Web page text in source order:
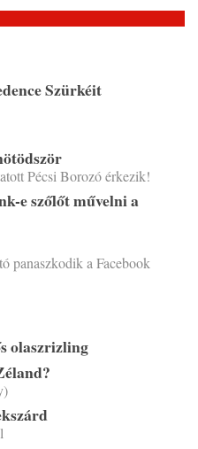
Szürkéit
Pécsi Borozó érkezik!
e szőlőt művelni a
panaszkodik a Facebook
olaszrizling